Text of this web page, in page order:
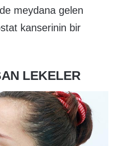
meydana gelen
kanserinin bir
LEKELER